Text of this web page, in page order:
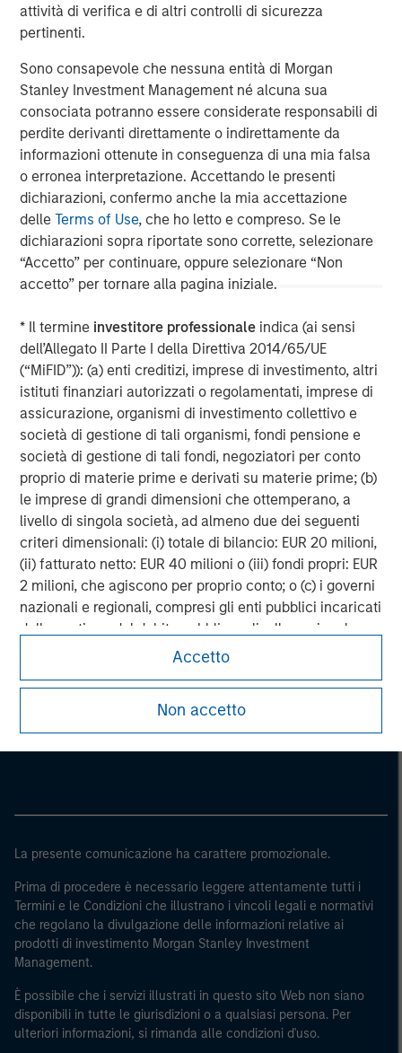
attività di verifica e di altri controlli di sicurezza
pertinenti.
Sono consapevole che nessuna entità di Morgan
Stanley Investment Management né alcuna sua
consociata potranno essere considerate responsabili di
perdite derivanti direttamente o indirettamente da
informazioni ottenute in conseguenza di una mia falsa
o erronea interpretazione. Accettando le presenti
dichiarazioni, confermo anche la mia accettazione
delleTerms of Use, che ho letto e compreso. Se le
dichiarazioni sopra riportate sono corrette, selezionare
“Accetto” per continuare, oppure selezionare “Non
accetto” per tornare alla pagina iniziale.
* Il termine investitore professionale indica (ai sensi
dell’Allegato II Parte I della Direttiva 2014/65/UE
(“MiFID”)): (a) enti creditizi, imprese di investimento, altri
istituti finanziari autorizzati o regolamentati, imprese di
assicurazione, organismi di investimento collettivo e
società di gestione di tali organismi, fondi pensione e
società di gestione di tali fondi, negoziatori per conto
proprio di materie prime e derivati su materie prime; (b)
le imprese di grandi dimensioni che ottemperano, a
livello di singola società, ad almeno due dei seguenti
criteri dimensionali: (i) totale di bilancio: EUR 20 milioni,
(ii) fatturato netto: EUR 40 milioni o (iii) fondi propri: EUR
2 milioni, che agiscono per proprio conto; o (c) i governi
nazionali e regionali, compresi gli enti pubblici incaricati
della gestione del debito pubblico a livello nazionale o
regionale, le banche centrali, le istituzioni internazionali
la BEI e altre organizzazioni internazionali analoghe, che
agiscono per proprio conto.
Si osservi che la definizione di Investitore professionale
web.
Accetto
Non accetto
Morgan Stanley Private Equity Asia
Morgan Stanley Private Equity Asia invests primarily in
highly structured minority investments and control
buyouts in growth-oriented companies located
throughout the Asia-Pacific region.
MSIM Spokesperson
David N. Miller
Managing Director
Morgan Stanley Careers
La presente comunicazione ha carattere promozionale.
Prima di procedere è necessario leggere attentamente tutti i
Termini e le Condizioni che illustrano i vincoli legali e normativi
che regolano la divulgazione delle informazioni relative ai
prodotti di investimento Morgan Stanley Investment
Management.
È possibile che i servizi illustrati in questo sito Web non siano
disponibili in tutte le giurisdizioni o a qualsiasi persona. Per
ulteriori informazioni, si rimanda alle condizioni d'uso.